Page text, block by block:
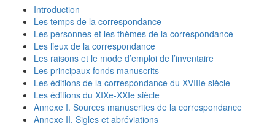
Introduction
Les temps de la correspondance
Les personnes et les thèmes de la correspondance
Les lieux de la correspondance
Les raisons et le mode d’emploi de l’inventaire
Les principaux fonds manuscrits
Les éditions de la correspondance du XVIIIe siècle
Les éditions du XIXe-XXIe siècle
Annexe I. Sources manuscrites de la correspondance
Annexe II. Sigles et abréviations